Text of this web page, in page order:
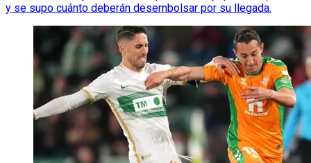
y se supo cuánto deberán desembolsar por su llegada.